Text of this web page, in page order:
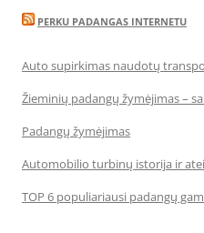
PERKU PADANGAS INTERNETU
Auto supirkimas naudotų
Žieminių padangų žymėjimas –
Padangų žymėjimas
Automobilio turbinų istorija ir
TOP 6 populiariausi padangų